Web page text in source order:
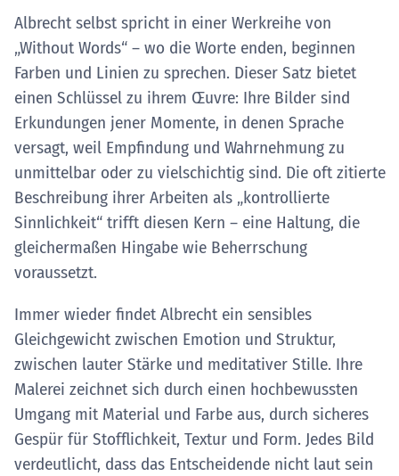
Albrecht selbst spricht in einer Werkreihe von
„Without Words“ – wo die Worte enden, beginnen
Farben und Linien zu sprechen. Dieser Satz bietet
einen Schlüssel zu ihrem Œuvre: Ihre Bilder sind
Erkundungen jener Momente, in denen Sprache
versagt, weil Empfindung und Wahrnehmung zu
unmittelbar oder zu vielschichtig sind. Die oft zitierte
Beschreibung ihrer Arbeiten als „kontrollierte
Sinnlichkeit“ trifft diesen Kern – eine Haltung, die
gleichermaßen Hingabe wie Beherrschung
voraussetzt.
Immer wieder findet Albrecht ein sensibles
Gleichgewicht zwischen Emotion und Struktur,
zwischen lauter Stärke und meditativer Stille. Ihre
Malerei zeichnet sich durch einen hochbewussten
Umgang mit Material und Farbe aus, durch sicheres
Gespür für Stofflichkeit, Textur und Form. Jedes Bild
verdeutlicht, dass das Entscheidende nicht laut sein